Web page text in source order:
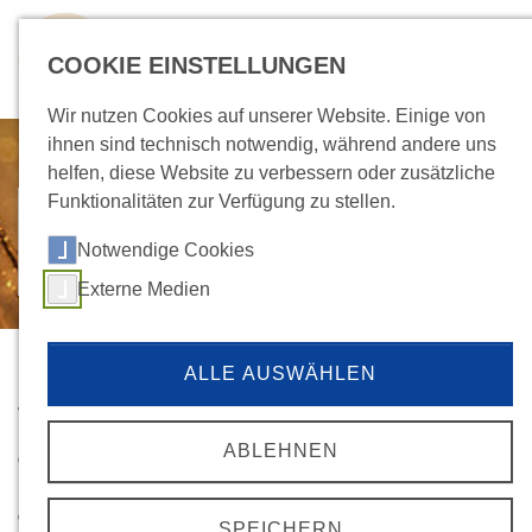
Skip to main navigation
Zum Hauptinhalt springen
Skip to page footer
404-Fehlerseite
Diese Seite konnte nicht gefunden
werden
Gründe dafür könnten sein, dass Sie eine falsche oder veraltete
Oder aber wir haben die betreffende Seite archiviert,
COOKIE EINSTELLUNGEN
Wir nutzen Cookies auf unserer Website. Einige von
ihnen sind technisch notwendig, während andere uns
helfen, diese Website zu verbessern oder zusätzliche
Funktionalitäten zur Verfügung zu stellen.
Notwendige Cookies
Externe Medien
ALLE AUSWÄHLEN
ABLEHNEN